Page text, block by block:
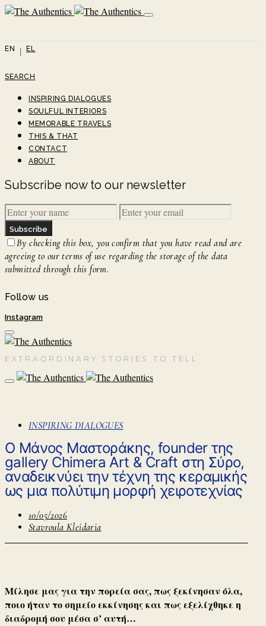
EN EL
SEARCH
INSPIRING DIALOGUES
SOULFUL INTERIORS
MEMORABLE TRAVELS
THIS & THAT
CONTACT
ABOUT
Subscribe now to our newsletter
Subscribe
By checking this box, you confirm that you have read and are
agreeing to our terms of use regarding the storage of the data
submitted through this form.
Follow us
Instagram
EXTRAORDINARY STORIES TO TELL
INSPIRING DIALOGUES
Ο Μάνος Μαστοράκης, founder της
gallery Chimera Art & Craft στη Σύρο,
αναδεικνύει την τέχνη της κεραμικής
ως μια πολύτιμη μορφή χειροτεχνίας
10/05/2026
Stavroula Kleidaria
Μίλησε μας για την πορεία σας, πως ξεκίνησαν όλα,
ποιο ήταν το σημείο εκκίνησης και πως εξελίχθηκε η
διαδρομή σου μέσα σ’ αυτή…